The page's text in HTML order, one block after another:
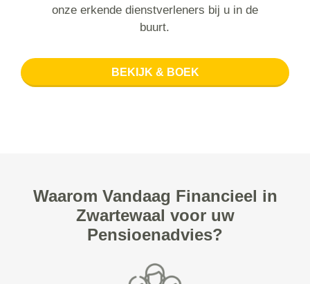
onze erkende dienstverleners bij u in de
buurt.
BEKIJK & BOEK
Waarom Vandaag Financieel in
Zwartewaal voor uw
Pensioenadvies?